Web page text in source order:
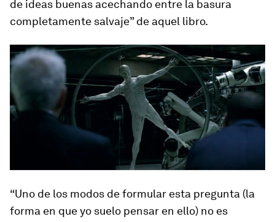
de ideas buenas acechando entre la basura
completamente salvaje” de aquel libro.
“Uno de los modos de formular esta pregunta (la
forma en que yo suelo pensar en ello) no es